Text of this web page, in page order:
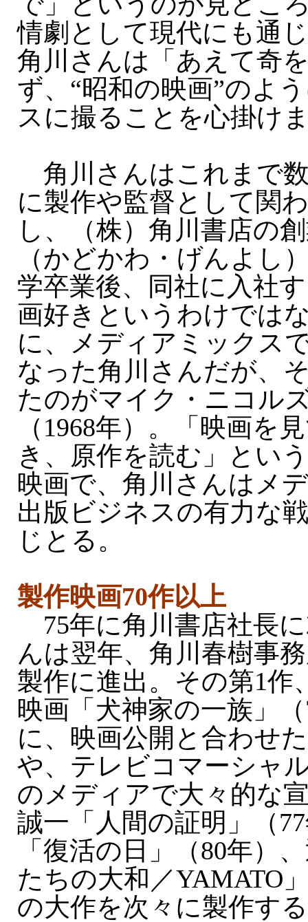
情劇として現代にも通
角川さんは「あえて奇
ず、“昭和の映画”のよ
スに撮ることを心掛け
角川さんはこれまで
に製作や監督として関
し、（株）角川書店の
（かどかわ・げんよし
学卒業後、同社に入社
画好きというわけで
に、メディアミックス
なった角川さんだが、
たのがマイク・ニコル
（1968年）。「映画を
き、原作を読む」とい
映画で、角川さんはメ
出版ビジネスの有力な
じとる。
製作映画70作以上
75年に角川書店社長
んは翌年、角川春樹事
製作に進出。その第1作
映画「犬神家の一族」
に、映画公開と合わせ
や、テレビコマーシャ
のメディアで大々的な
誠一「人間の証明」（
「復活の日」（80年）
たちの大和／YAMATO
の大作を次々に製作す